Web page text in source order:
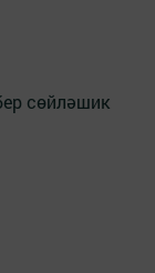
сөйләшик